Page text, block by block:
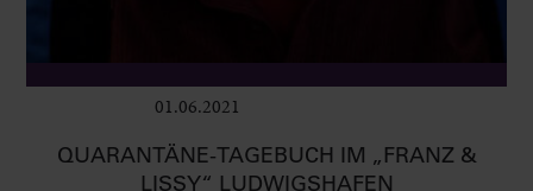
01.06.2021
QUARANTÄNE-TAGEBUCH IM „FRANZ &
LISSY“ LUDWIGSHAFEN